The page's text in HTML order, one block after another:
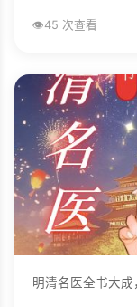
👁️45 次查看
明清名医全书大